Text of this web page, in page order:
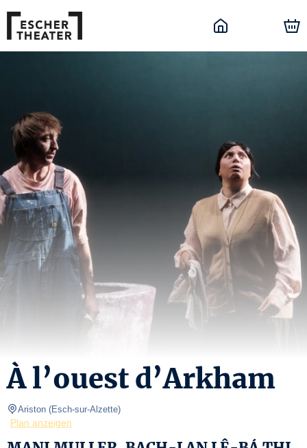
À l’ouest d’Arkham
Ariston (Esch-sur-Alzette)
Plan anzeigen